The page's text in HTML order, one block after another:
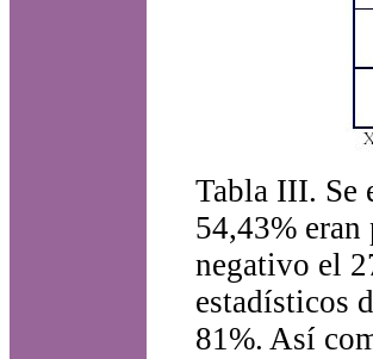
Tabla III. Se
54,43%
negativo el
estadísticos
81%. Así